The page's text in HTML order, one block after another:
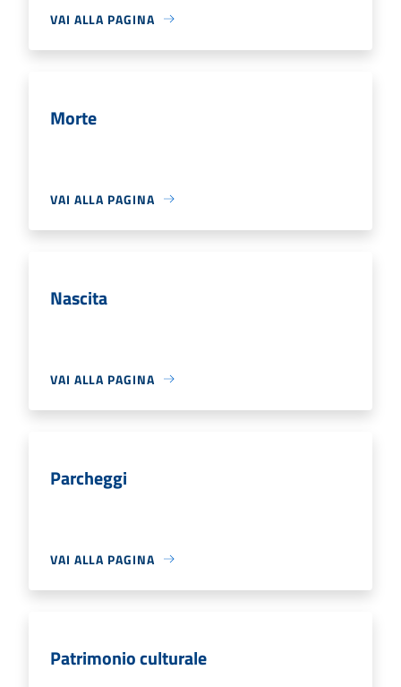
VAI ALLA PAGINA
Morte
VAI ALLA PAGINA
Nascita
VAI ALLA PAGINA
Parcheggi
VAI ALLA PAGINA
Patrimonio culturale